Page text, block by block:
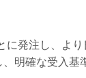
に発注し、よ
明確な受入基